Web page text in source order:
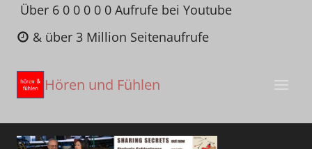
Zum
Inhalt
springen
Über 6 0 0 0 0 0 Aufrufe bei Youtube
& über 3 Million Seitenaufrufe
Hören und Fühlen